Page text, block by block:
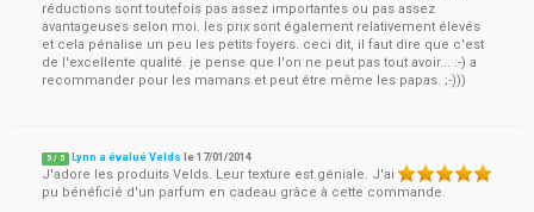
réductions sont toutefois pas assez importantes ou pas assez
avantageuses selon moi. les prix sont également relativement élevés
et cela pénalise un peu les petits foyers. ceci dit, il faut dire que c'est
de l'excellente qualité. je pense que l'on ne peut pas tout avoir... :-) a
recommander pour les mamans et peut être même les papas. ;-)))
5 / 5 Lynn a évalué Velds le17/01/2014
J'adore les produits Velds. Leur texture est géniale. J'ai
pu bénéficié d'un parfum en cadeau grâce à cette commande.